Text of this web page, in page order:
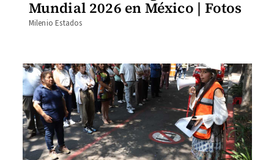
Mundial 2026 en México | Fotos
Milenio Estados